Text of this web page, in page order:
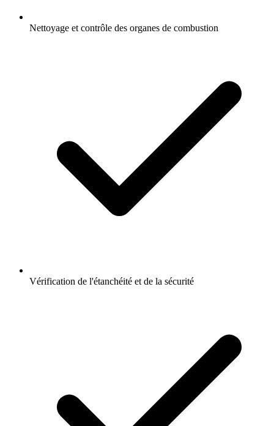
Nettoyage et contrôle des organes de combustion
Vérification de l'étanchéité et de la sécurité